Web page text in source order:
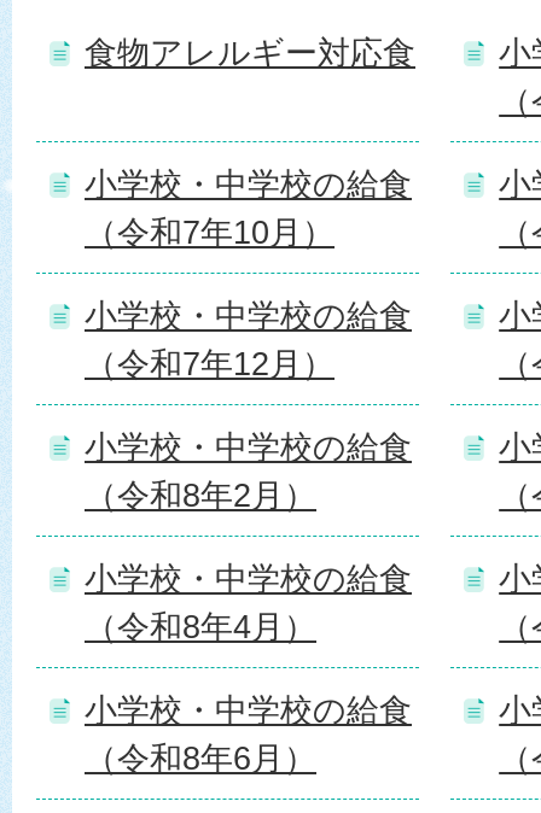
食物アレルギー対応食
小
小学校・中学校の給食
（令和7年10月）
小
小学校・中学校の給食
（令和7年12月）
小
小学校・中学校の給食
（令和8年2月）
小
小学校・中学校の給食
（令和8年4月）
小
小学校・中学校の給食
（令和8年6月）
小